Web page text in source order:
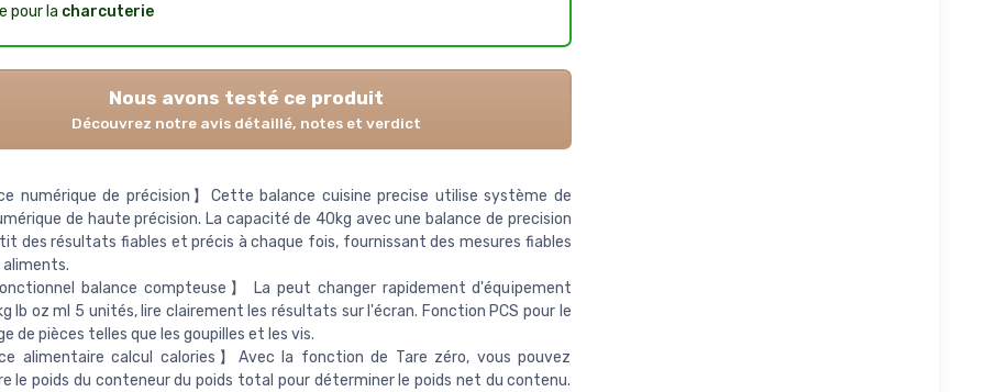
pour la charcuterie
Nous avons testé ce produit
Découvrez notre avis détaillé, notes et verdict
numérique de précision】Cette balance cuisine precise utilise système de
de haute précision. La capacité de 40kg avec une balance de precision
des résultats fiables et précis à chaque fois, fournissant des mesures fiables
aliments.
balance compteuse】 La peut changer rapidement d'équipement
lb oz ml 5 unités, lire clairement les résultats sur l'écran. Fonction PCS pour le
de pièces telles que les goupilles et les vis.
alimentaire calcul calories】Avec la fonction de Tare zéro, vous pouvez
le poids du conteneur du poids total pour déterminer le poids net du contenu.